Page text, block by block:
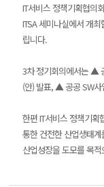
IT서비스 정책기획협의
ITSA 세미나실에서 개
립니다.
3차 정기회의에서는 ▲
(안) 발표, ▲ 공공 SW사
한편 IT서비스 정책기획
통한 건전한 산업생태
산업성장을 도모를 목